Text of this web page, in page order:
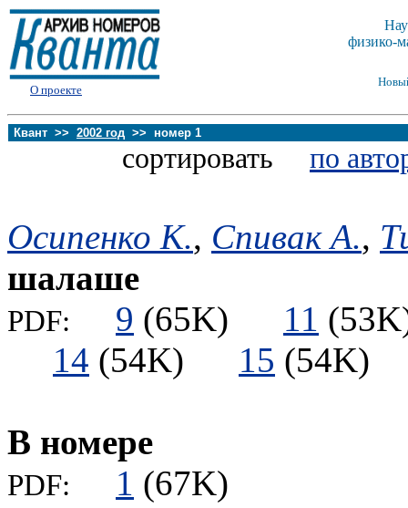
О проекте
физико-
Квант >> 2002 год >> номер 1
сортировать по
Осипенко К., Спивак А.,
шалаше
PDF: 9 (65K) 11
14 (54K) 15
В номере
PDF: 1 (67K)